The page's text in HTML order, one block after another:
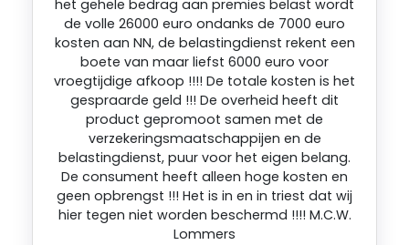
het gehele bedrag aan premies belast wordt
de volle 26000 euro ondanks de 7000 euro
kosten aan NN, de belastingdienst rekent een
boete van maar liefst 6000 euro voor
vroegtijdige afkoop !!!! De totale kosten is het
gespraarde geld !!! De overheid heeft dit
product gepromoot samen met de
verzekeringsmaatschappijen en de
belastingdienst, puur voor het eigen belang.
De consument heeft alleen hoge kosten en
geen opbrengst !!! Het is in en in triest dat wij
hier tegen niet worden beschermd !!!! M.C.W.
Lommers